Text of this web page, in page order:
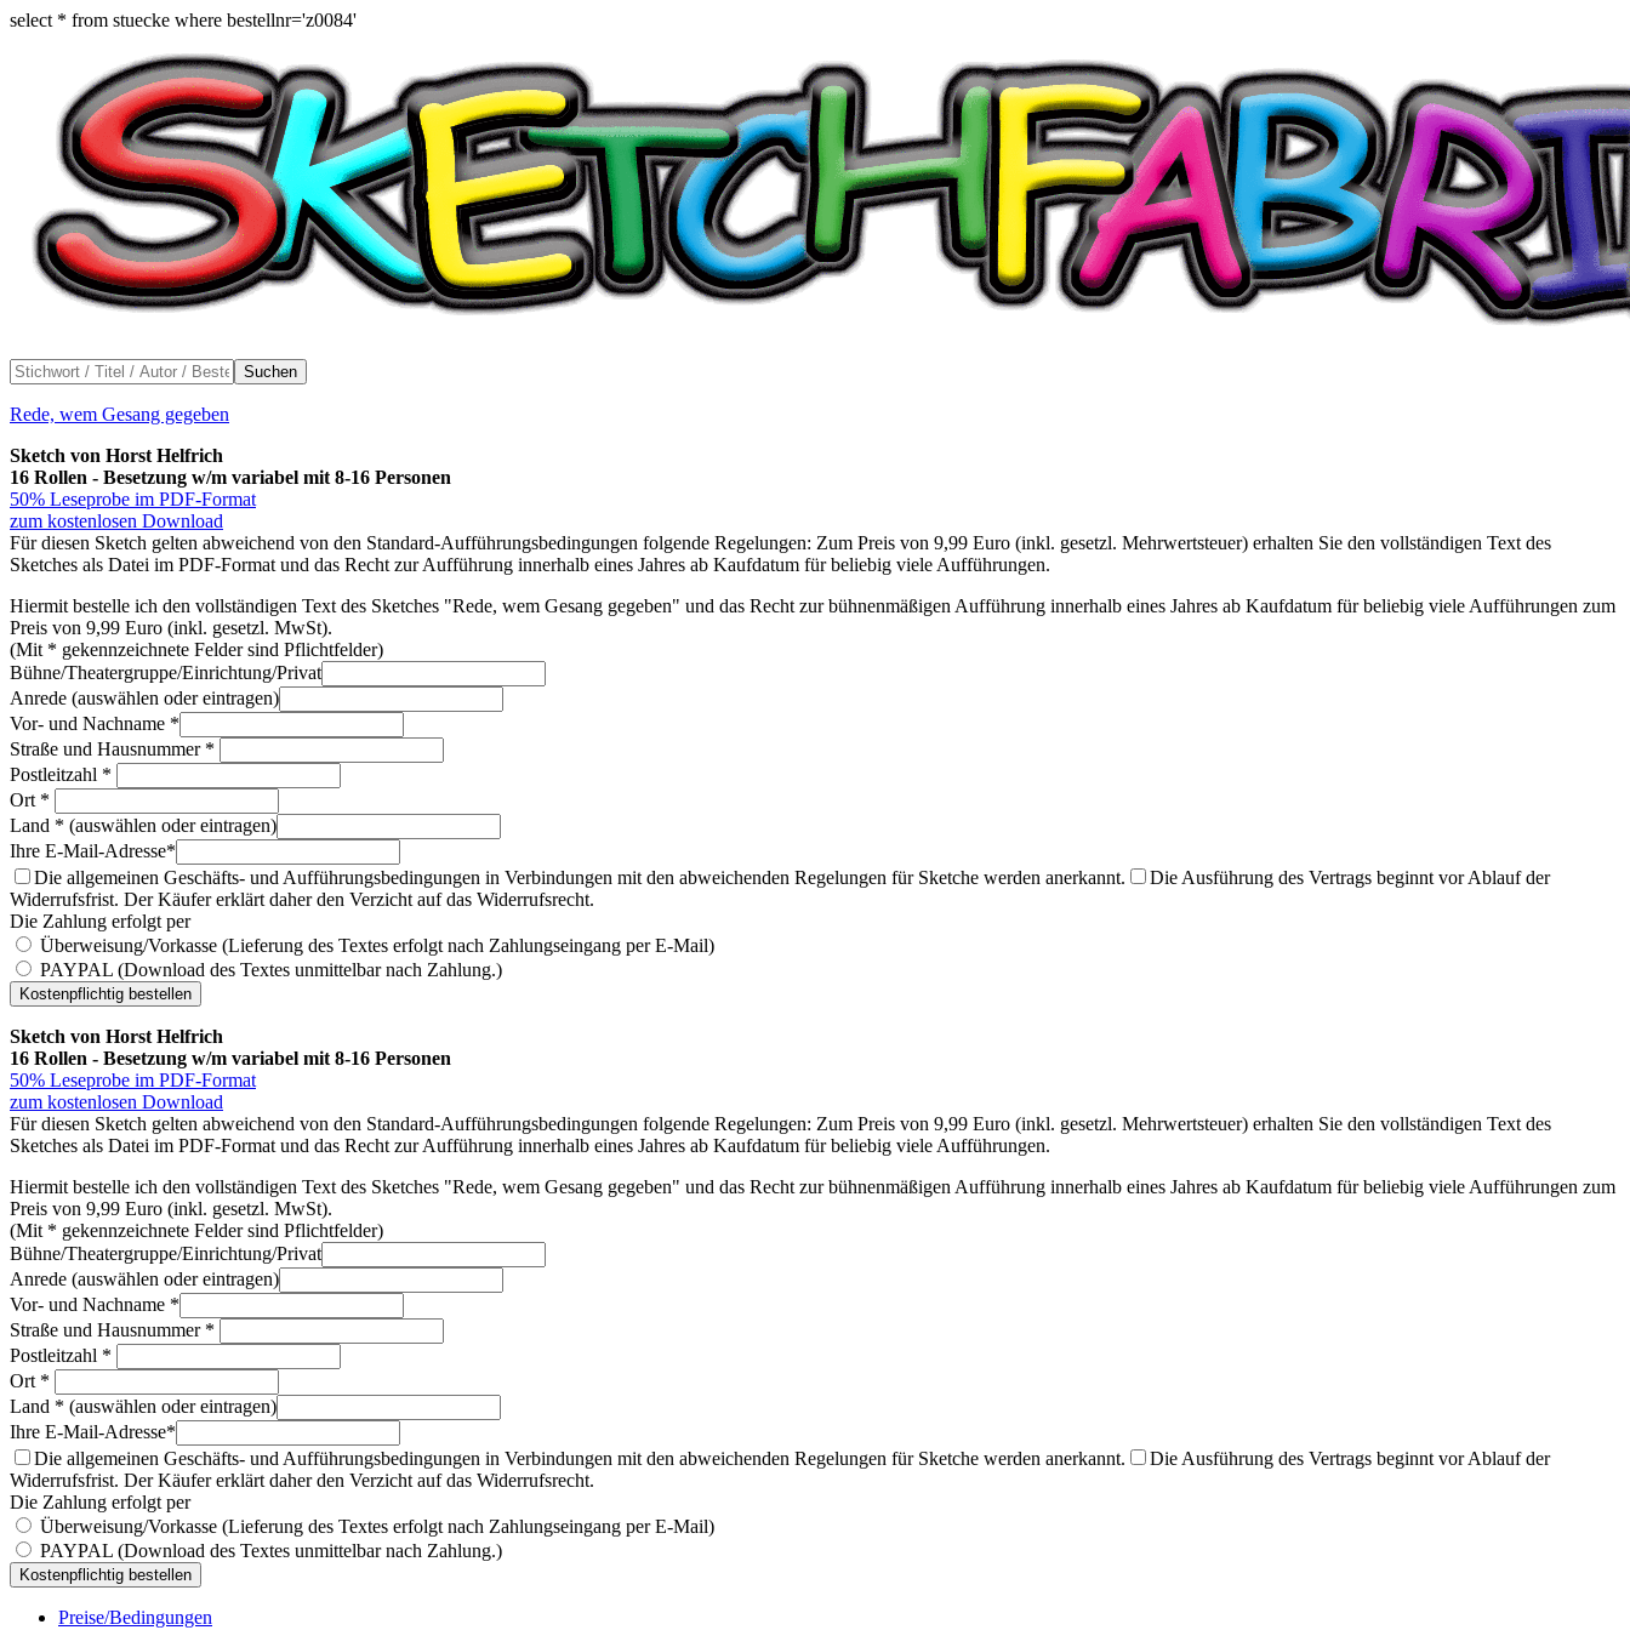
select * from stuecke where bestellnr='z0084'
Suchen
Rede, wem Gesang gegeben
Sketch von Horst Helfrich
16 Rollen - Besetzung w/m variabel mit 8-16 Personen
50% Leseprobe im PDF-Format
zum kostenlosen Download
Für diesen Sketch gelten abweichend von den Standard-Aufführungsbedingungen folgende Regelungen: Zum Preis von 9,99 Euro (inkl. gesetzl. Mehrwertsteuer) erhalten Sie den vollständigen Text des
Sketches als Datei im PDF-Format und das Recht zur Aufführung innerhalb eines Jahres ab Kaufdatum für beliebig viele Aufführungen.
Hiermit bestelle ich den vollständigen Text des Sketches "Rede, wem Gesang gegeben" und das Recht zur bühnenmäßigen Aufführung innerhalb eines Jahres ab Kaufdatum für beliebig viele Aufführungen zum
Preis von 9,99 Euro (inkl. gesetzl. MwSt).
(Mit * gekennzeichnete Felder sind Pflichtfelder)
Bühne/Theatergruppe/Einrichtung/Privat
Anrede (auswählen oder eintragen)
Vor- und Nachname *
Straße und Hausnummer *
Postleitzahl *
Ort *
Land * (auswählen oder eintragen)
Ihre E-Mail-Adresse*
Die allgemeinen Geschäfts- und Aufführungsbedingungen in Verbindungen mit den abweichenden Regelungen für Sketche werden anerkannt.
Die Ausführung des Vertrags beginnt vor Ablauf der
Widerrufsfrist. Der Käufer erklärt daher den Verzicht auf das Widerrufsrecht.
Die Zahlung erfolgt per
Überweisung/Vorkasse (Lieferung des Textes erfolgt nach Zahlungseingang per E-Mail)
PAYPAL (Download des Textes unmittelbar nach Zahlung.)
Sketch von Horst Helfrich
16 Rollen - Besetzung w/m variabel mit 8-16 Personen
50% Leseprobe im PDF-Format
zum kostenlosen Download
Für diesen Sketch gelten abweichend von den Standard-Aufführungsbedingungen folgende Regelungen: Zum Preis von 9,99 Euro (inkl. gesetzl. Mehrwertsteuer) erhalten Sie den vollständigen Text des
Sketches als Datei im PDF-Format und das Recht zur Aufführung innerhalb eines Jahres ab Kaufdatum für beliebig viele Aufführungen.
Hiermit bestelle ich den vollständigen Text des Sketches "Rede, wem Gesang gegeben" und das Recht zur bühnenmäßigen Aufführung innerhalb eines Jahres ab Kaufdatum für beliebig viele Aufführungen zum
Preis von 9,99 Euro (inkl. gesetzl. MwSt).
(Mit * gekennzeichnete Felder sind Pflichtfelder)
Bühne/Theatergruppe/Einrichtung/Privat
Anrede (auswählen oder eintragen)
Vor- und Nachname *
Straße und Hausnummer *
Postleitzahl *
Ort *
Land * (auswählen oder eintragen)
Ihre E-Mail-Adresse*
Die allgemeinen Geschäfts- und Aufführungsbedingungen in Verbindungen mit den abweichenden Regelungen für Sketche werden anerkannt.
Die Ausführung des Vertrags beginnt vor Ablauf der
Widerrufsfrist. Der Käufer erklärt daher den Verzicht auf das Widerrufsrecht.
Die Zahlung erfolgt per
Überweisung/Vorkasse (Lieferung des Textes erfolgt nach Zahlungseingang per E-Mail)
PAYPAL (Download des Textes unmittelbar nach Zahlung.)
Preise/Bedingungen